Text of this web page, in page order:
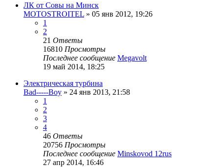
ЛК от Совы на Минск
MOTOSTROITEL » 05 янв 2012, 19:26
1
2
21 Ответы
16810 Просмотры
Последнее сообщение Megavolt
19 май 2014, 18:25
Электрическая турбина
Bad-----Boy » 24 янв 2013, 21:58
1
2
3
4
46 Ответы
20756 Просмотры
Последнее сообщение Minskovod 12rus
27 апр 2014, 16:46